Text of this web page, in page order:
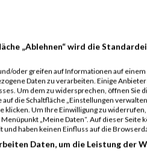
Lamberti
Huber
Ewen
Alles
Lewis
Holzknecht
„Ablehnen“ wird die
oder greifen auf Informationen auf einem
Daten zu verarbeiten. Einige
Um dem zu widersprechen, öffnen Sie
die Schaltfläche „Einstellungen
klicken. Um Ihre Einwilligung zu
„Meine Daten“. Auf dieser
haben keinen Einfluss auf die
Daten, um die Leistung der